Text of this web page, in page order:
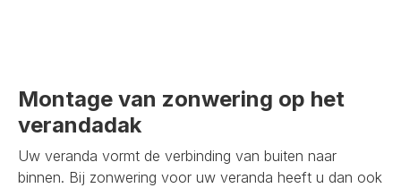
Montage van zonwering op het
verandadak
Uw veranda vormt de verbinding van buiten naar
binnen. Bij zonwering voor uw veranda heeft u dan ook